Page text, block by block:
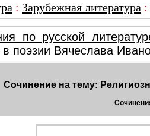
: Зарубежная литература
по русской
в поэзии Вячеслава
Сочинение на тему: